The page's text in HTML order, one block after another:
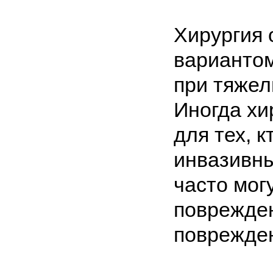
Хирургия
при
Иногда
для тех,
часто